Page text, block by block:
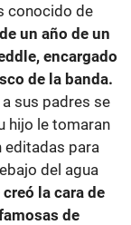
conocido de
un año de un
encargado
de la banda.
sus padres se
hijo le tomaran
para
del agua
la cara de
de